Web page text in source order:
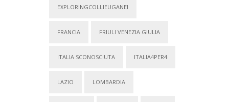
EXPLORINGCOLLIEUGANEI
FRANCIA FRIULI VENEZIA GIULIA
ITALIA SCONOSCIUTA ITALIA4PER4
LAZIO LOMBARDIA